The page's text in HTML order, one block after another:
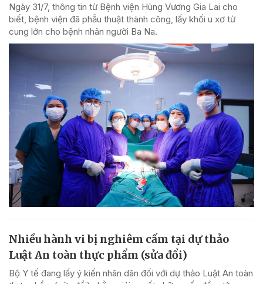
Ngày 31/7, thông tin từ Bệnh viện Hùng Vương Gia Lai cho
biết, bệnh viện đã phẫu thuật thành công, lấy khối u xơ tử
cung lớn cho bệnh nhân người Ba Na.
Nhiều hành vi bị nghiêm cấm tại dự thảo
Luật An toàn thực phẩm (sửa đổi)
Bộ Y tế đang lấy ý kiến nhân dân đối với dự thảo Luật An toàn